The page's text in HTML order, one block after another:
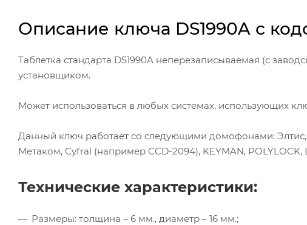
Описание ключа DS1990A с
Таблетка стандарта DS1990A неперезаписываемая (с
установщиком.
Может использоваться в любых системах, использующих
Данный ключ работает со следующими домофонами:
Метаком, Cyfral (например CCD-2094), KEYMAN, POLYLOCK,
Технические характеристики:
Размеры: толщина – 6 мм., диаметр – 16 мм.;